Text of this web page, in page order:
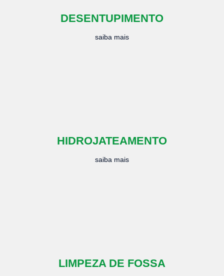
DESENTUPIMENTO
saiba mais
HIDROJATEAMENTO
saiba mais
LIMPEZA DE FOSSA